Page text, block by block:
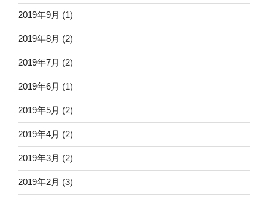
2019年9月 (1)
2019年8月 (2)
2019年7月 (2)
2019年6月 (1)
2019年5月 (2)
2019年4月 (2)
2019年3月 (2)
2019年2月 (3)